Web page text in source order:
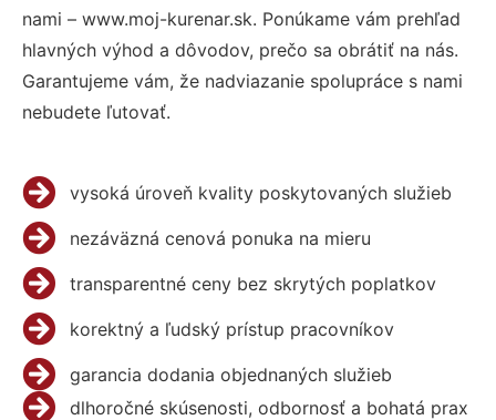
nami – www.moj-kurenar.sk. Ponúkame vám prehľad
hlavných výhod a dôvodov, prečo sa obrátiť na nás.
Garantujeme vám, že nadviazanie spolupráce s nami
nebudete ľutovať.
vysoká úroveň kvality poskytovaných služieb
nezáväzná cenová ponuka na mieru
transparentné ceny bez skrytých poplatkov
korektný a ľudský prístup pracovníkov
garancia dodania objednaných služieb
dlhoročné skúsenosti, odbornosť a bohatá prax